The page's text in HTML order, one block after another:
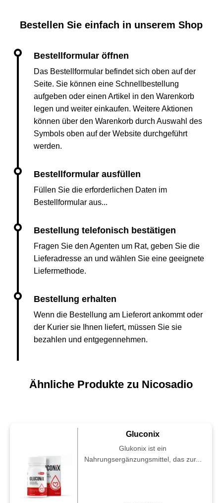
Bestellen Sie einfach in unserem Shop
Das Bestellformular befindet sich oben auf der
Seite. Sie können eine Schnellbestellung
aufgeben oder einen Artikel in den Warenkorb
legen und weiter einkaufen. Weitere Aktionen
können über den Warenkorb durch Auswahl des
Symbols oben auf der Website durchgeführt
werden.
Füllen Sie die erforderlichen Daten im
Bestellformular aus...
Fragen Sie den Agenten um Rat, geben Sie die
Lieferadresse an und wählen Sie eine geeignete
Liefermethode.
Wenn die Bestellung am Lieferort ankommt oder
der Kurier sie Ihnen liefert, müssen Sie sie
bezahlen und entgegennehmen.
Ähnliche Produkte zu Nicosadio
Gluconix
Glukonix ist ein
Nahrungsergänzungsmittel, das zur...